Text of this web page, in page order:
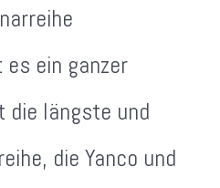
ein ganzer
die längste und
die Yanco und